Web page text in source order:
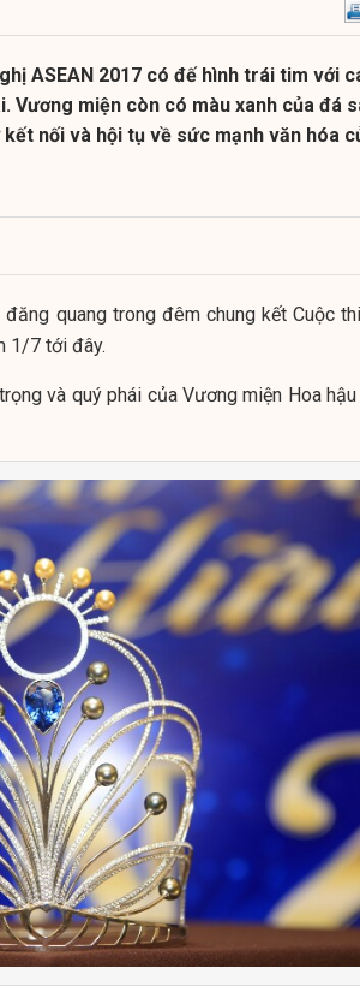
ASEAN 2017 có đế hình trái tim với
Vương miện còn có màu xanh của đá
nối và hội tụ về sức mạnh văn hóa
quang trong đêm chung kết Cuộc
1/7 tới đây.
và quý phái của Vương miện Hoa